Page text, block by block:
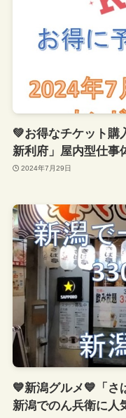
💚お得なチケット購
新利府」屋内型仕事
2024年7月29日
💙新潟グルメ💙「さ
新潟でのん兵衛に人